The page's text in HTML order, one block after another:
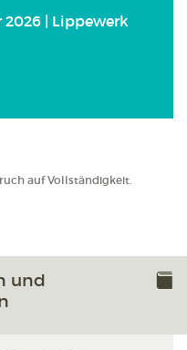
2026 | Lippewerk
auf Vollständigkeit.
und